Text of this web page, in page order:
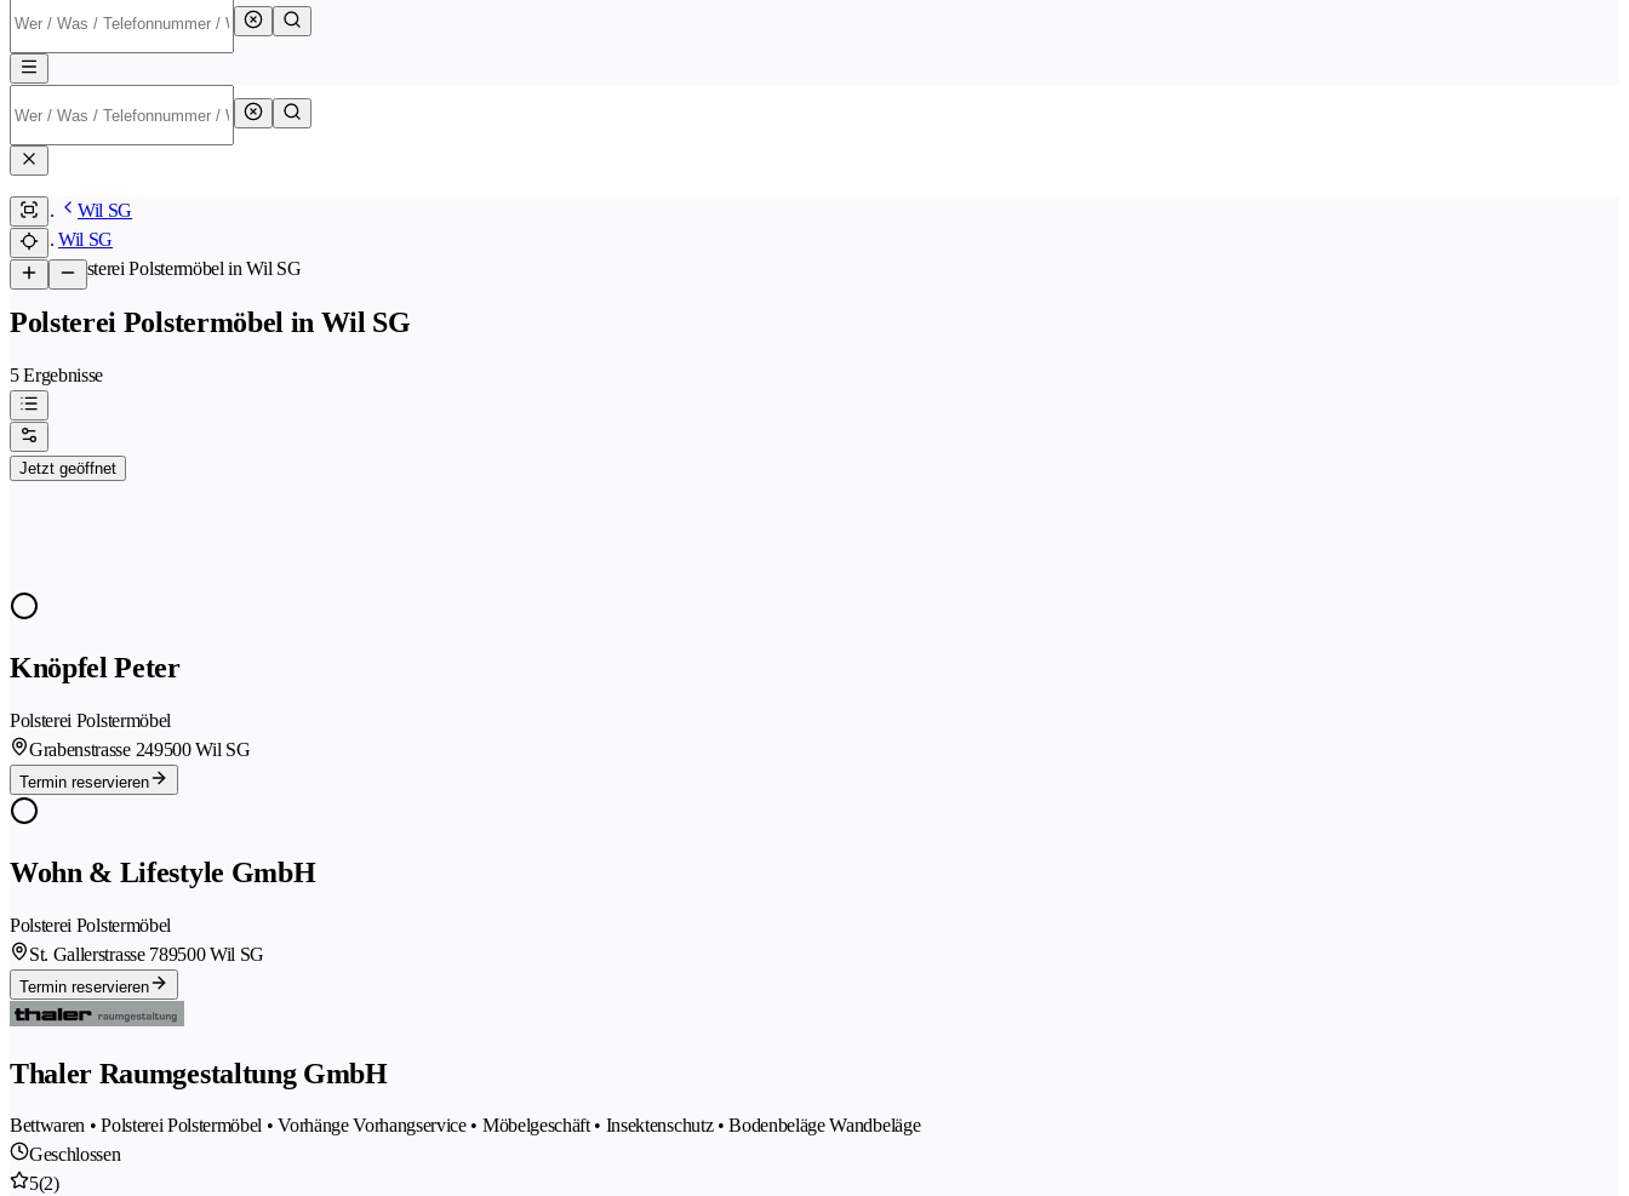
Wil SG
Wil SG
/Polsterei Polstermöbel in Wil SG
Polsterei Polstermöbel in Wil SG
5 Ergebnisse
Jetzt geöffnet
Knöpfel Peter
Polsterei Polstermöbel
Grabenstrasse 249500 Wil SG
Termin reservieren
Wohn & Lifestyle GmbH
Polsterei Polstermöbel
St. Gallerstrasse 789500 Wil SG
Termin reservieren
Thaler Raumgestaltung GmbH
Bettwaren • Polsterei Polstermöbel • Vorhänge Vorhangservice • Möbelgeschäft • Insektenschutz • Bodenbeläge Wandbeläge
Geschlossen
5(2)